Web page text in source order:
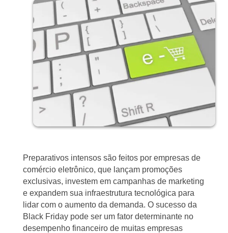
Preparativos intensos são feitos por empresas de
comércio eletrônico, que lançam promoções
exclusivas, investem em campanhas de marketing
e expandem sua infraestrutura tecnológica para
lidar com o aumento da demanda. O sucesso da
Black Friday pode ser um fator determinante no
desempenho financeiro de muitas empresas